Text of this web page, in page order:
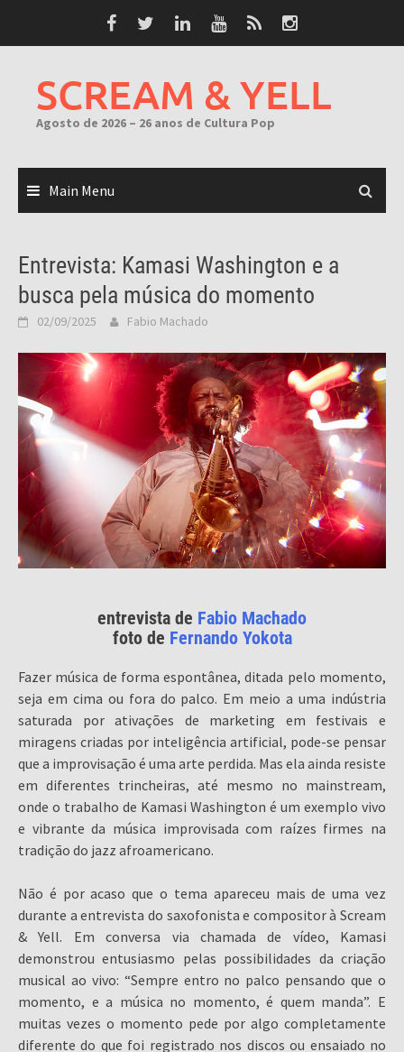
SCREAM & YELL
Agosto de 2026 – 26 anos de Cultura Pop
Main Menu
Entrevista: Kamasi Washington e a
busca pela música do momento
02/09/2025 Fabio Machado
entrevista de Fabio Machado
foto de Fernando Yokota
Fazer música de forma espontânea, ditada pelo momento,
seja em cima ou fora do palco. Em meio a uma indústria
saturada por ativações de marketing em festivais e
miragens criadas por inteligência artificial, pode-se pensar
que a improvisação é uma arte perdida. Mas ela ainda resiste
em diferentes trincheiras, até mesmo no mainstream,
onde o trabalho de Kamasi Washington é um exemplo vivo
e vibrante da música improvisada com raízes firmes na
tradição do jazz afroamericano.
Não é por acaso que o tema apareceu mais de uma vez
durante a entrevista do saxofonista e compositor à Scream
& Yell. Em conversa via chamada de vídeo, Kamasi
demonstrou entusiasmo pelas possibilidades da criação
musical ao vivo: “Sempre entro no palco pensando que o
momento, e a música no momento, é quem manda”. E
muitas vezes o momento pede por algo completamente
diferente do que foi registrado nos discos ou ensaiado no